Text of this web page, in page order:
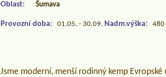
Oblast: Šumava
Provozní doba: 01.05. - 30.09. Nadm.výška: 480
Jsme moderní, menší rodinný kemp